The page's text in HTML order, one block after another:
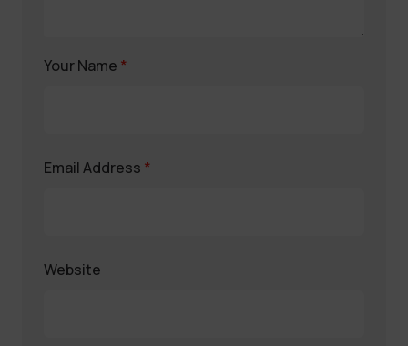
Your Name *
Email Address *
Website